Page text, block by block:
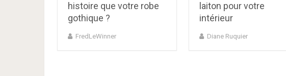
histoire que votre robe
gothique ?
FredLeWinner
laiton pour votre
intérieur
Diane Ruquier